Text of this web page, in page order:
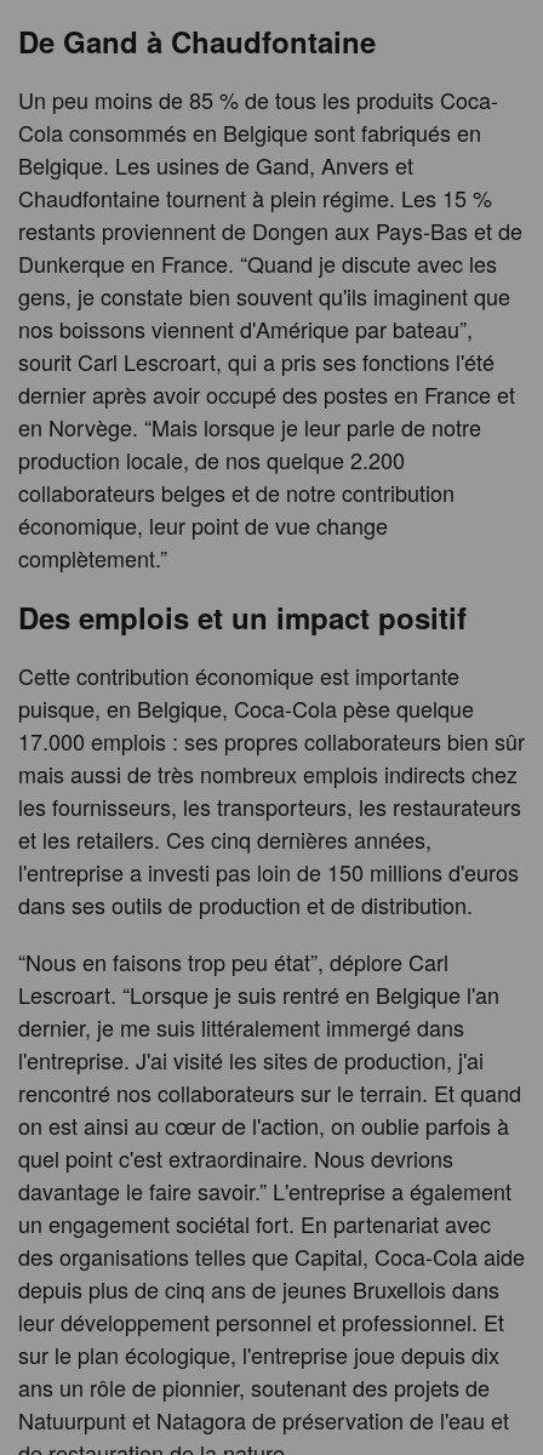
De Gand à Chaudfontaine
Un peu moins de 85 % de tous les produits Coca-
Cola consommés en Belgique sont fabriqués en
Belgique. Les usines de Gand, Anvers et
Chaudfontaine tournent à plein régime. Les 15 %
restants proviennent de Dongen aux Pays-Bas et de
Dunkerque en France. “Quand je discute avec les
gens, je constate bien souvent qu'ils imaginent que
nos boissons viennent d'Amérique par bateau”,
sourit Carl Lescroart, qui a pris ses fonctions l'été
dernier après avoir occupé des postes en France et
en Norvège. “Mais lorsque je leur parle de notre
production locale, de nos quelque 2.200
collaborateurs belges et de notre contribution
économique, leur point de vue change
complètement.”
Des emplois et un impact positif
Cette contribution économique est importante
puisque, en Belgique, Coca-Cola pèse quelque
17.000 emplois : ses propres collaborateurs bien sûr
mais aussi de très nombreux emplois indirects chez
les fournisseurs, les transporteurs, les restaurateurs
et les retailers. Ces cinq dernières années,
l'entreprise a investi pas loin de 150 millions d'euros
dans ses outils de production et de distribution.
“Nous en faisons trop peu état”, déplore Carl
Lescroart. “Lorsque je suis rentré en Belgique l'an
dernier, je me suis littéralement immergé dans
l'entreprise. J'ai visité les sites de production, j'ai
rencontré nos collaborateurs sur le terrain. Et quand
on est ainsi au cœur de l'action, on oublie parfois à
quel point c'est extraordinaire. Nous devrions
davantage le faire savoir.” L'entreprise a également
un engagement sociétal fort. En partenariat avec
des organisations telles que Capital, Coca-Cola aide
depuis plus de cinq ans de jeunes Bruxellois dans
leur développement personnel et professionnel. Et
sur le plan écologique, l'entreprise joue depuis dix
ans un rôle de pionnier, soutenant des projets de
Natuurpunt et Natagora de préservation de l'eau et